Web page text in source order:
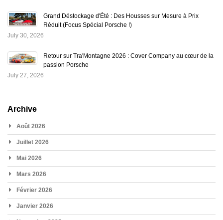
Grand Déstockage d'Été : Des Housses sur Mesure à Prix
Réduit (Focus Spécial Porsche !)
July 30, 2026
Retour sur Tra'Montagne 2026 : Cover Company au cœur de la
passion Porsche
July 27, 2026
Archive
Août 2026
Juillet 2026
Mai 2026
Mars 2026
Février 2026
Janvier 2026